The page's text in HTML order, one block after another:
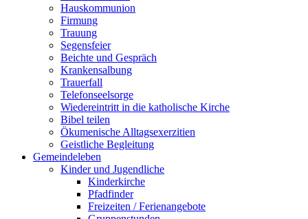
Hauskommunion
Firmung
Trauung
Segensfeier
Beichte und Gespräch
Krankensalbung
Trauerfall
Telefonseelsorge
Wiedereintritt in die katholische Kirche
Bibel teilen
Ökumenische Alltagsexerzitien
Geistliche Begleitung
Gemeindeleben
Kinder und Jugendliche
Kinderkirche
Pfadfinder
Freizeiten / Ferienangebote